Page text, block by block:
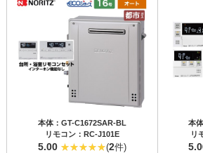
本体：GT-C1672SAR-BL
リモコン：RC-J101E
5.00 (2件)
本
リ